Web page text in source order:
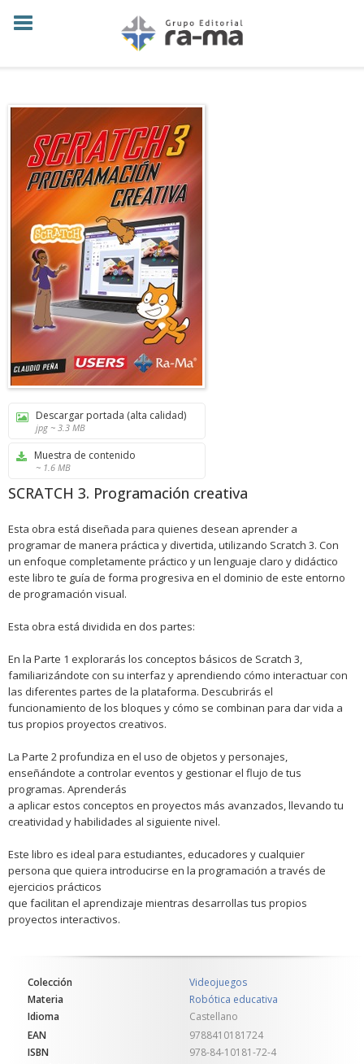
Descargar portada (alta calidad)
jpg ~ 3.3 MB
Muestra de contenido
~ 1.6 MB
SCRATCH 3. Programación creativa
Esta obra está diseñada para quienes desean aprender a
programar de manera práctica y divertida, utilizando Scratch 3. Con
un enfoque completamente práctico y un lenguaje claro y didáctico
este libro te guía de forma progresiva en el dominio de este entorno
de programación visual.
Esta obra está dividida en dos partes:
En la Parte 1 explorarás los conceptos básicos de Scratch 3,
familiarizándote con su interfaz y aprendiendo cómo interactuar con
las diferentes partes de la plataforma. Descubrirás el
funcionamiento de los bloques y cómo se combinan para dar vida a
tus propios proyectos creativos.
La Parte 2 profundiza en el uso de objetos y personajes,
enseñándote a controlar eventos y gestionar el flujo de tus
programas. Aprenderás
a aplicar estos conceptos en proyectos más avanzados, llevando tu
creatividad y habilidades al siguiente nivel.
Este libro es ideal para estudiantes, educadores y cualquier
persona que quiera introducirse en la programación a través de
ejercicios prácticos
que facilitan el aprendizaje mientras desarrollas tus propios
proyectos interactivos.
Colección
Videojuegos
Materia
Robótica educativa
Idioma
Castellano
EAN
9788410181724
ISBN
978-84-10181-72-4